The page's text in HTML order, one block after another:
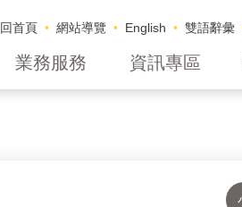
回首頁 網站導覽 English 雙語辭彙
業務服務 資訊專區